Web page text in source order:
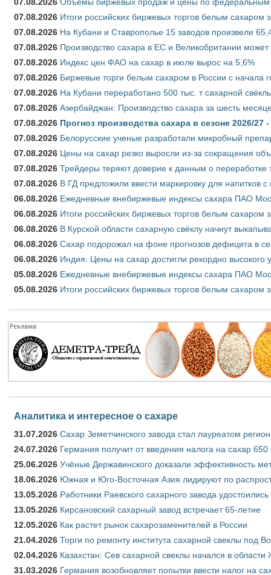
07.08.2026 Итоги российских биржевых торгов белым сахаром
07.08.2026 На Кубани и Ставрополье 15 заводов произвели
07.08.2026 Производство сахара в ЕС и Великобритании
07.08.2026 Индекс цен ФАО на сахар в июле вырос на 5,6%
07.08.2026 Биржевые торги белым сахаром в России с начала
07.08.2026 На Кубани переработано 500 тыс. т сахарной
07.08.2026 Азербайджан: Производство сахара за шесть
07.08.2026 Прогноз производства сахара в сезоне 2026/
07.08.2026 Белорусские ученые разработали микробный
07.08.2026 Цены на сахар резко выросли из-за сокращения
07.08.2026 Трейдеры теряют доверие к данным о переработке
07.08.2026 В ГД предложили ввести маркировку для напитков
06.08.2026 Ежедневные внебиржевые индексы сахара ПАО
06.08.2026 Итоги российских биржевых торгов белым сахаром
06.08.2026 В Курской области сахарную свёклу начнут
06.08.2026 Сахар подорожал на фоне прогнозов дефицита в
06.08.2026 Индия: Цены на сахар достигли рекордно высокого
05.08.2026 Ежедневные внебиржевые индексы сахара ПАО
05.08.2026 Итоги российских биржевых торгов белым сахаром
Аналитика и интересное о сахаре
31.07.2026 Сахар Земетчинского завода стал лауреатом
24.07.2026 Германия получит от введения налога на сахар
25.06.2026 Учёные Державинского доказали эффективность
18.06.2026 Южная и Юго-Восточная Азия лидируют по
13.05.2026 Работники Раевского сахарного завода удостоились
13.05.2026 Кирсановский сахарный завод встречает 65-летие
12.05.2026 Как растет рынок сахарозаменителей в России
21.04.2026 Торги по ремонту института сахарной свеклы под
02.04.2026 Казахстан: Сев сахарной свеклы начался в области
31.03.2026 Германия возобновляет попытки ввести налог на